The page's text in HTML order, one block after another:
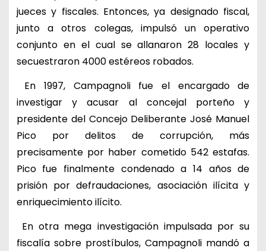
jueces y fiscales. Entonces, ya designado fiscal,
junto a otros colegas, impulsó un operativo
conjunto en el cual se allanaron 28 locales y
secuestraron 4000 estéreos robados.
En 1997, Campagnoli fue el encargado de
investigar y acusar al concejal porteño y
presidente del Concejo Deliberante José Manuel
Pico por delitos de corrupción, más
precisamente por haber cometido 542 estafas.
Pico fue finalmente condenado a 14 años de
prisión por defraudaciones, asociación ilícita y
enriquecimiento ilícito.
En otra mega investigación impulsada por su
fiscalía sobre prostíbulos, Campagnoli mandó a